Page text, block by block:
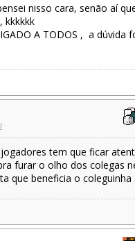
nisso cara, senão aí
kkkkkk
A TODOS , a dúvida
tem que ficar
furar o olho dos colegas
que beneficia o coleguinha